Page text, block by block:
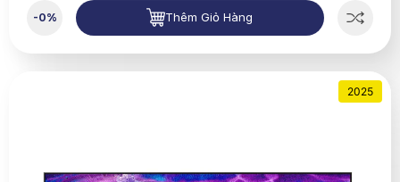
-0% Thêm Giỏ Hàng
2025